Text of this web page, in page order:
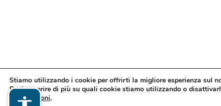
Stiamo utilizzando i cookie per offrirti la migliore esperienza sul
Puoi scoprire di più su quali cookie stiamo utilizzando o
impostazioni.